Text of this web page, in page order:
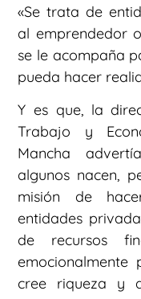
«Se trata de
al emprendedor
se le acompaña
pueda hacer
Y es que, la
Trabajo y
Mancha
algunos nacen,
misión de
entidades
de recursos
emocionalmente
cree riqueza y